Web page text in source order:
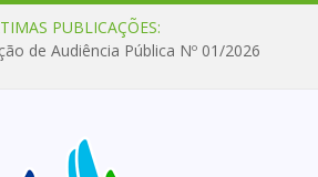
PUBLICAÇÕES:
de Audiência Pública Nº 01/2026